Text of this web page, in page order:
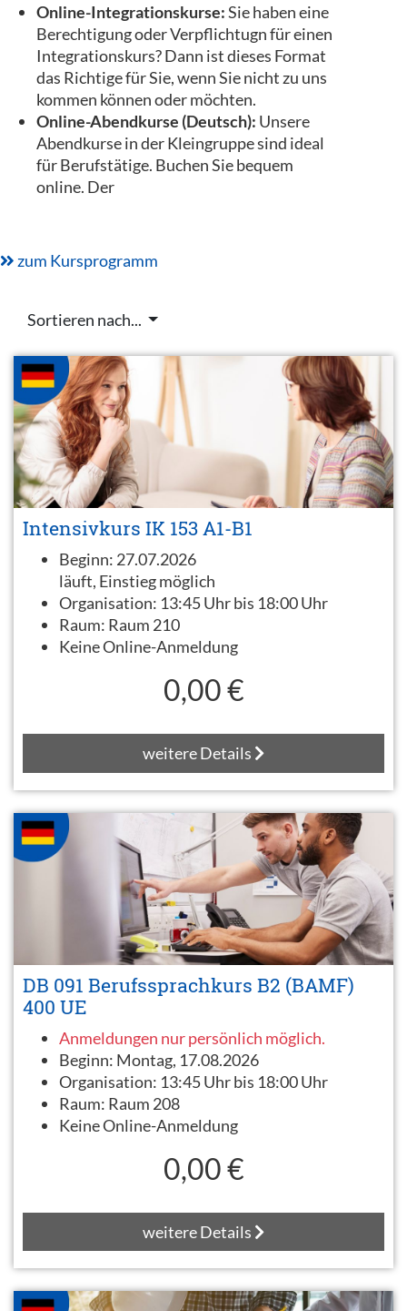
Online-Integrationskurse:Sie haben eine
Berechtigung oder Verpflichtugn für einen
Integrationskurs? Dann ist dieses Format
das Richtige für Sie, wenn Sie nicht zu uns
kommen können oder möchten.
Online-Abendkurse (Deutsch): Unsere
Abendkurse in der Kleingruppe sind ideal
für Berufstätige. Buchen Sie bequem
online. Der
zum Kursprogramm
Sortieren nach...
Intensivkurs IK 153 A1-B1
Beginn: 27.07.2026
läuft, Einstieg möglich
Organisation: 13:45 Uhr bis 18:00 Uhr
Raum: Raum 210
Keine Online-Anmeldung
0,00 €
weitere Details
DB 091 Berufssprachkurs B2 (BAMF)
400 UE
Anmeldungen nur persönlich möglich.
Beginn: Montag, 17.08.2026
Organisation: 13:45 Uhr bis 18:00 Uhr
Raum: Raum 208
Keine Online-Anmeldung
0,00 €
weitere Details